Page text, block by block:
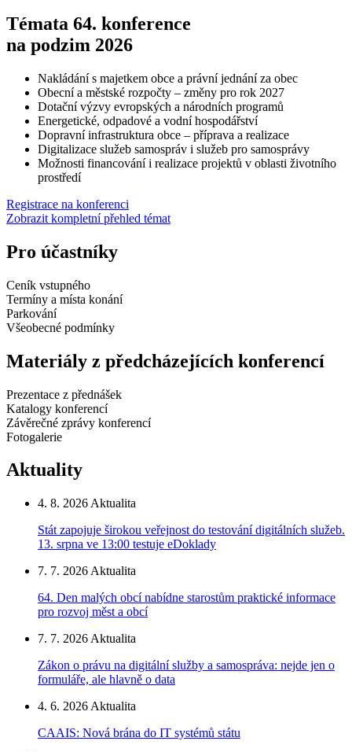
Témata 64. konference
na podzim 2026
Nakládání s majetkem obce a právní jednání za obec
Obecní a městské rozpočty – změny pro rok 2027
Dotační výzvy evropských a národních programů
Energetické, odpadové a vodní hospodářství
Dopravní infrastruktura obce – příprava a realizace
Digitalizace služeb samospráv i služeb pro samosprávy
Možnosti financování i realizace projektů v oblasti životního
prostředí
Registrace na konferenci
Zobrazit kompletní přehled témat
Pro účastníky
Ceník vstupného
Termíny a místa konání
Parkování
Všeobecné podmínky
Materiály z předcházejících konferencí
Prezentace z přednášek
Katalogy konferencí
Závěrečné zprávy konferencí
Fotogalerie
Aktuality
4. 8. 2026 Aktualita
Stát zapojuje širokou veřejnost do testování digitálních služeb.
13. srpna ve 13:00 testuje eDoklady
7. 7. 2026 Aktualita
64. Den malých obcí nabídne starostům praktické informace
pro rozvoj měst a obcí
7. 7. 2026 Aktualita
Zákon o právu na digitální služby a samospráva: nejde jen o
formuláře, ale hlavně o data
4. 6. 2026 Aktualita
CAAIS: Nová brána do IT systémů státu